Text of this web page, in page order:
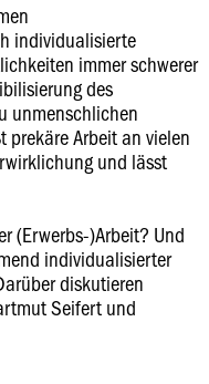
individualisierte
immer schwerer
des
unmenschlichen
Arbeit an vielen
und lässt
(Erwerbs-)Arbeit? Und
individualisierter
diskutieren
Seifert und